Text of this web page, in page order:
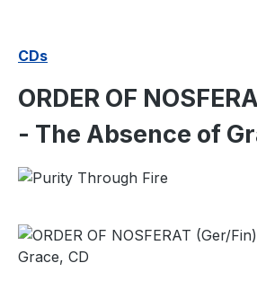
CDs
ORDER OF
- The Absence of
Bildergalerie überspringen